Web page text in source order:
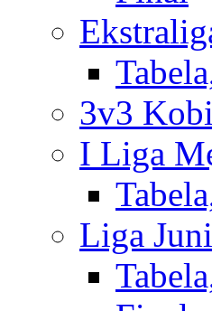
3v3
I Liga
Liga